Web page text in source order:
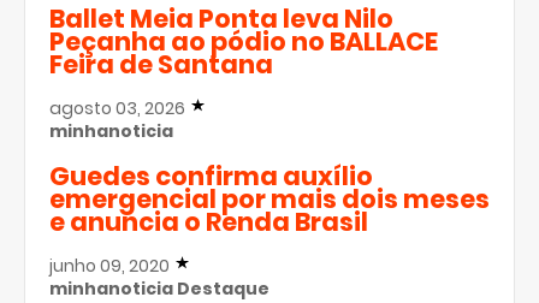
Ballet Meia Ponta leva Nilo
Peçanha ao pódio no BALLACE
Feira de Santana
agosto 03, 2026
minhanoticia
Guedes confirma auxílio
emergencial por mais dois meses
e anuncia o Renda Brasil
junho 09, 2020
minhanoticia Destaque